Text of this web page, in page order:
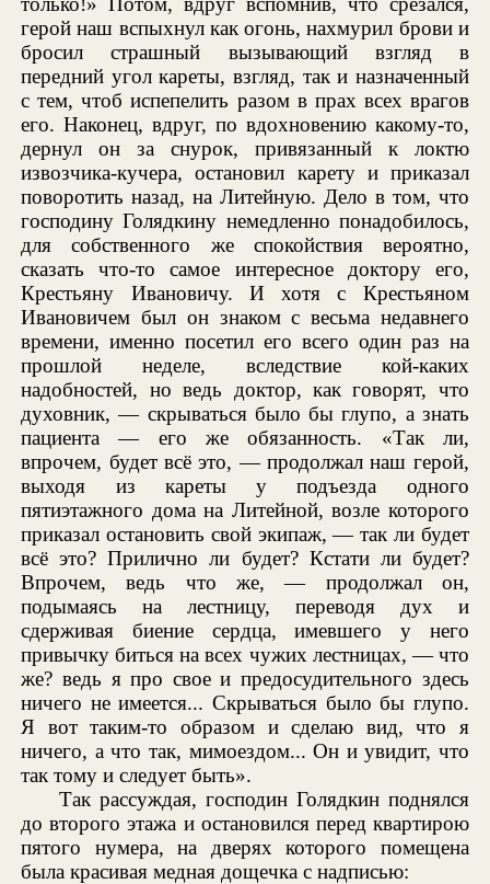
герой наш вспыхнул как огонь, нахмурил брови и
бросил страшный вызывающий взгляд в
передний угол кареты, взгляд, так и назначенный
с тем, чтоб испепелить разом в прах всех врагов
его. Наконец, вдруг, по вдохновению какому-то,
дернул он за снурок, привязанный к локтю
извозчика-кучера, остановил карету и приказал
поворотить назад, на Литейную. Дело в том, что
господину Голядкину немедленно понадобилось,
для собственного же спокойствия вероятно,
сказать что-то самое интересное доктору его,
Крестьяну Ивановичу. И хотя с Крестьяном
Ивановичем был он знаком с весьма недавнего
времени, именно посетил его всего один раз на
прошлой неделе, вследствие кой-каких
надобностей, но ведь доктор, как говорят, что
духовник, — скрываться было бы глупо, а знать
пациента — его же обязанность. «Так ли,
впрочем, будет всё это, — продолжал наш герой,
выходя из кареты у подъезда одного
пятиэтажного дома на Литейной, возле которого
приказал остановить свой экипаж, — так ли будет
всё это? Прилично ли будет? Кстати ли будет?
Впрочем, ведь что же, — продолжал он,
подымаясь на лестницу, переводя дух и
сдерживая биение сердца, имевшего у него
привычку биться на всех чужих лестницах, — что
же? ведь я про свое и предосудительного здесь
ничего не имеется... Скрываться было бы глупо.
Я вот таким-то образом и сделаю вид, что я
ничего, а что так, мимоездом... Он и увидит, что
так тому и следует быть».
Так рассуждая, господин Голядкин поднялся
до второго этажа и остановился перед квартирою
пятого нумера, на дверях которого помещена
была красивая медная дощечка с надписью: